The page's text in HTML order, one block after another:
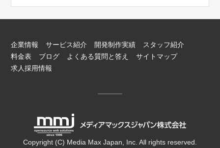
企業情報 サービス紹介 開発制作実績
スタッフ紹介
料金表
ブログ よくある質問と答え
サイトマップ
求人採用情報
Copyright (C) Media Max Japan, Inc. All rights reserved.